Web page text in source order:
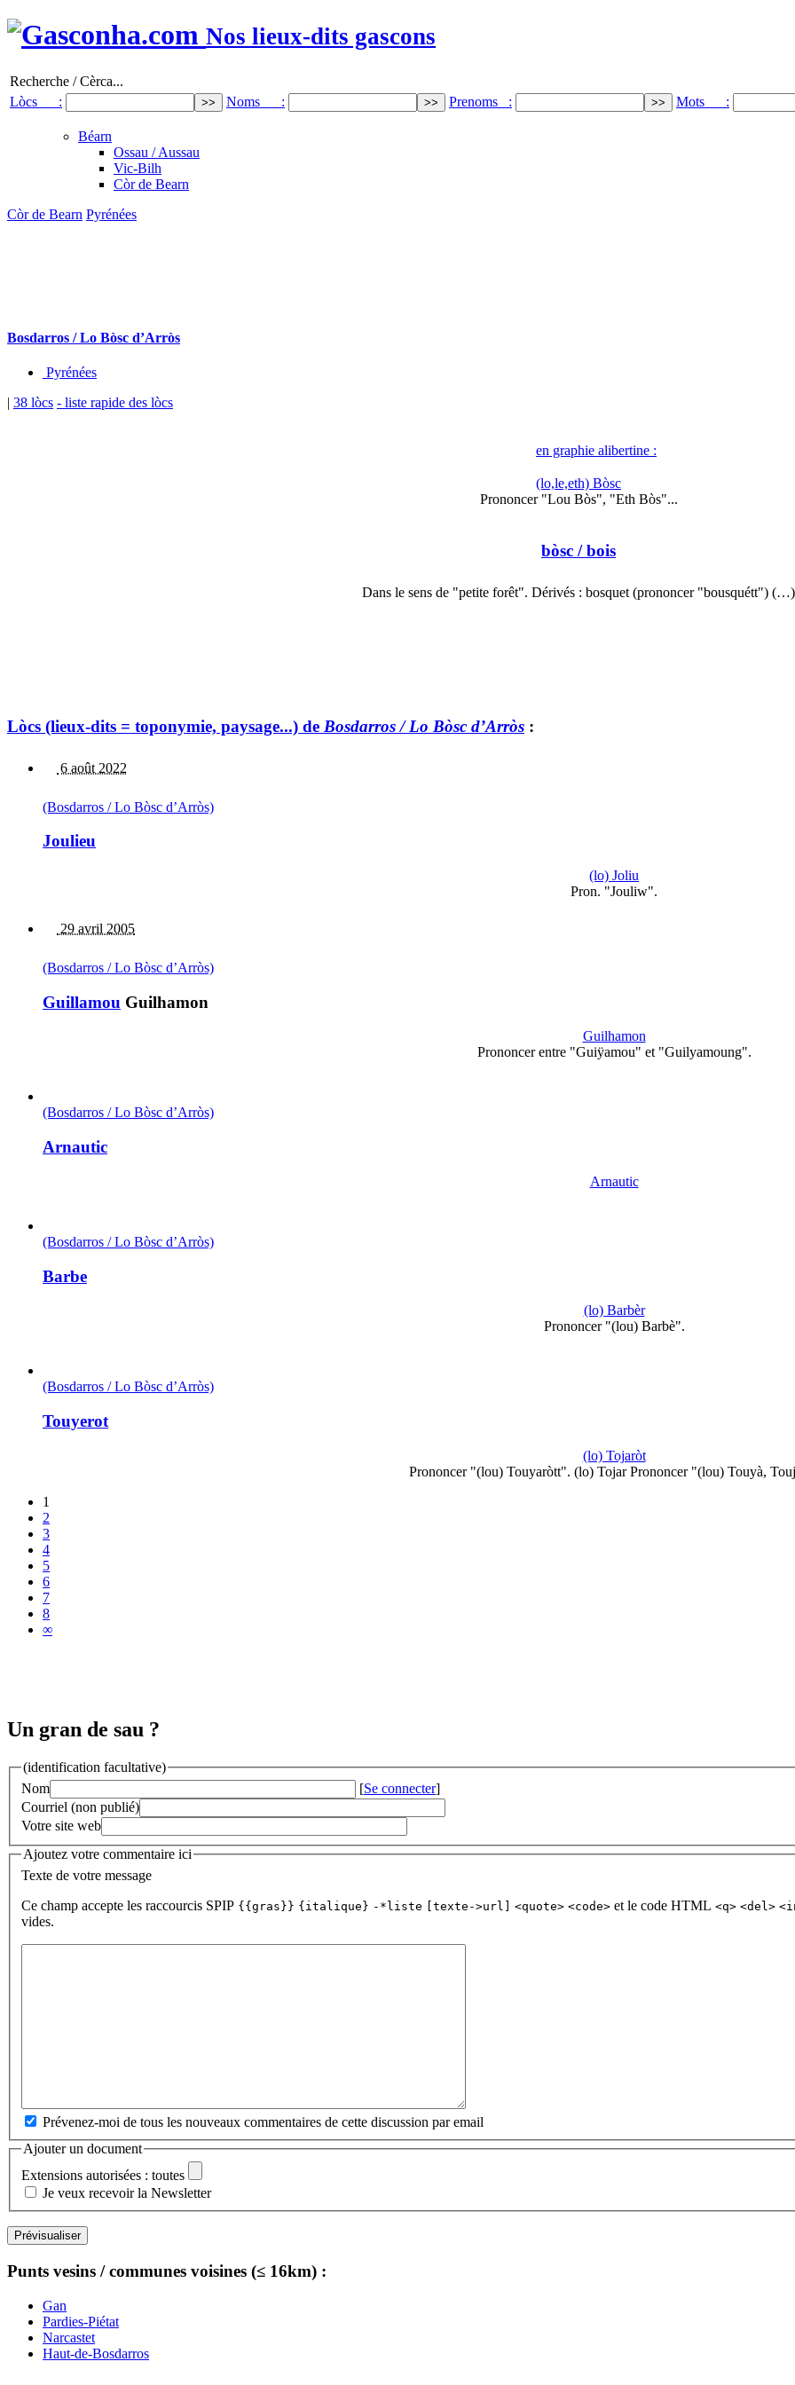
Nos lieux-dits gascons
Recherche / Cèrca...
Lòcs :
Noms : Prenoms : Mots :
Béarn
Ossau / Aussau
Vic-Bilh
Còr de Bearn
Còr de Bearn Pyrénées
Bosdarros / Lo Bòsc d’Arròs
Pyrénées
| 38 lòcs - liste rapide des lòcs
en graphie alibertine :
(lo,le,eth) Bòsc
Prononcer "Lou Bòs", "Eth Bòs"...
bòsc / bois
Dans le sens de "petite forêt". Dérivés : bosquet (prononcer "bousquétt") (…)
Lòcs (lieux-dits = toponymie, paysage...) de Bosdarros / Lo Bòsc d’Arròs :
6 août 2022
(Bosdarros / Lo Bòsc d’Arròs)
Joulieu
(lo) Joliu
Pron. "Jouliw".
29 avril 2005
(Bosdarros / Lo Bòsc d’Arròs)
Guillamou Guilhamon
Guilhamon
Prononcer entre "Guiÿamou" et "Guilyamoung".
(Bosdarros / Lo Bòsc d’Arròs)
Arnautic
Arnautic
(Bosdarros / Lo Bòsc d’Arròs)
Barbe
(lo) Barbèr
Prononcer "(lou) Barbè".
(Bosdarros / Lo Bòsc d’Arròs)
Touyerot
(lo) Tojaròt
Prononcer "(lou) Touyaròtt". (lo) Tojar Prononcer "(lou) Touyà,
1
2
3
4
5
6
7
8
∞
Un gran de sau ?
(identification facultative)
Nom
[Se connecter]
Courriel (non publié)
Votre site web
Ajoutez votre commentaire ici
Texte de votre message
Ce champ accepte les raccourcis SPIP {{gras}} {italique} -*liste [texte->url] <quote> <code> et le code HTML <q> <del>
vides.
Prévenez-moi de tous les nouveaux commentaires de cette discussion par email
Ajouter un document
Extensions autorisées : toutes
Je veux recevoir la Newsletter
Punts vesins / communes voisines (≤ 16km) :
Gan
Pardies-Piétat
Narcastet
Haut-de-Bosdarros